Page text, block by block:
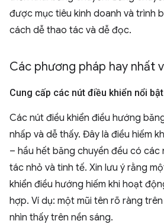
được mục tiêu kinh doanh và trình
cách dễ thao tác và dễ đọc.
Các phương pháp hay nhất
Cung cấp các nút điều khiển nổi bật
Các nút điều khiển điều hướng
nhấp và dễ thấy. Đây là điều hiếm
– hầu hết băng chuyền đều có các
tác nhỏ và tinh tế. Xin lưu ý rằng
khiển điều hướng hiếm khi hoạt
hợp. Ví dụ: một mũi tên rõ ràng
nhìn thấy trên nền sáng.